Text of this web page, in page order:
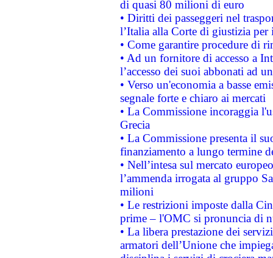
di quasi 80 milioni di euro
• Diritti dei passeggeri nel
l’Italia alla Corte di giustizia
• Come garantire procedure di
• Ad un fornitore di accesso a
l’accesso dei suoi abbonati ad
• Verso un'economia a basse
segnale forte e chiaro ai mercati
• La Commissione incoraggia
Grecia
• La Commissione presenta il
finanziamento a lungo termine
• Nell’intesa sul mercato
l’ammenda irrogata al gruppo
milioni
• Le restrizioni imposte dalla
prime – l'OMC si pronuncia di
• La libera prestazione dei
armatori dell’Unione che